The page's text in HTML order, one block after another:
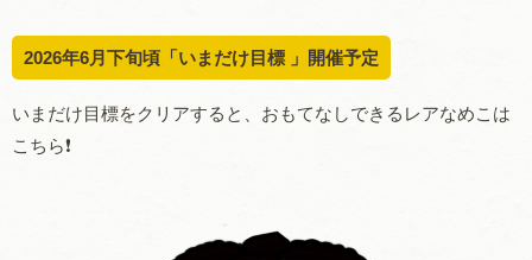
2026年6月下旬頃「いまだけ目標 」開催予定
いまだけ目標をクリアすると、おもてなしできるレアなめこは
こちら❗️